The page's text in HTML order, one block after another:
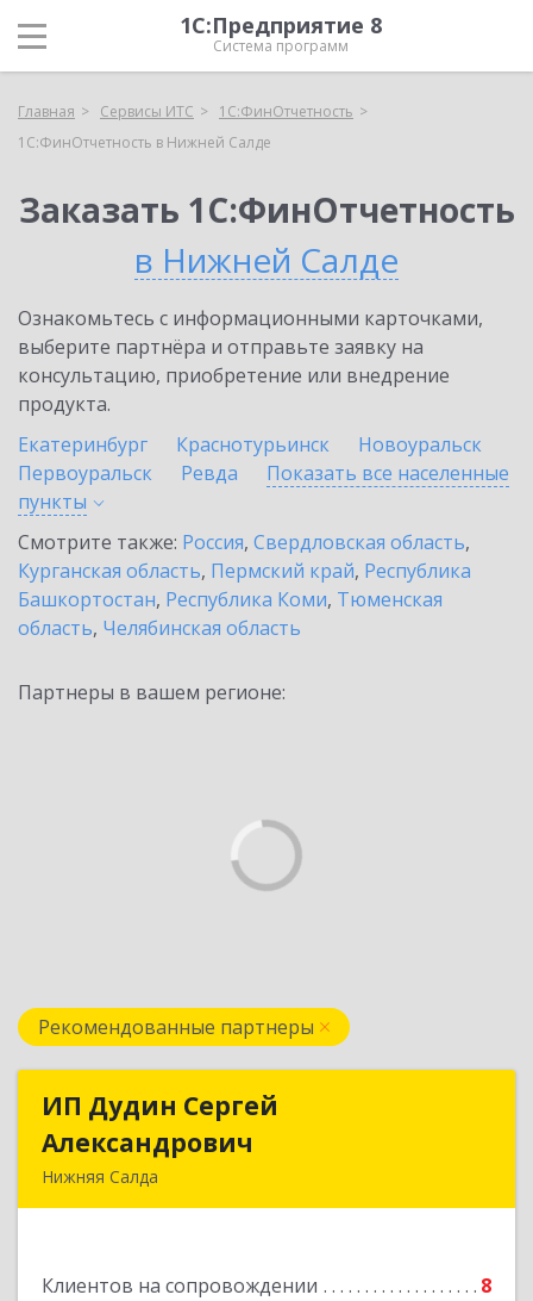
1С:Предприятие 8
Система программ
Главная Сервисы ИТС
1С:ФинОтчетность
1С:ФинОтчетность в Нижней Салде
Заказать 1С:ФинОтчетность
в Нижней Салде
Ознакомьтесь с информационными карточками,
выберите партнёра и отправьте заявку на
консультацию, приобретение или внедрение
продукта.
Екатеринбург
Краснотурьинск
Новоуральск
Первоуральск
Ревда
Показать все населенные
пункты
Смотрите также: Россия, Свердловская область,
Курганская область, Пермский край, Республика
Башкортостан, Республика Коми, Тюменская
область, Челябинская область
Партнеры в вашем регионе:
Рекомендованные партнеры
ИП Дудин Сергей
Александрович
Нижняя Салда
Клиентов на сопровождении 8
ИП Дудин Сергей
Подробнее